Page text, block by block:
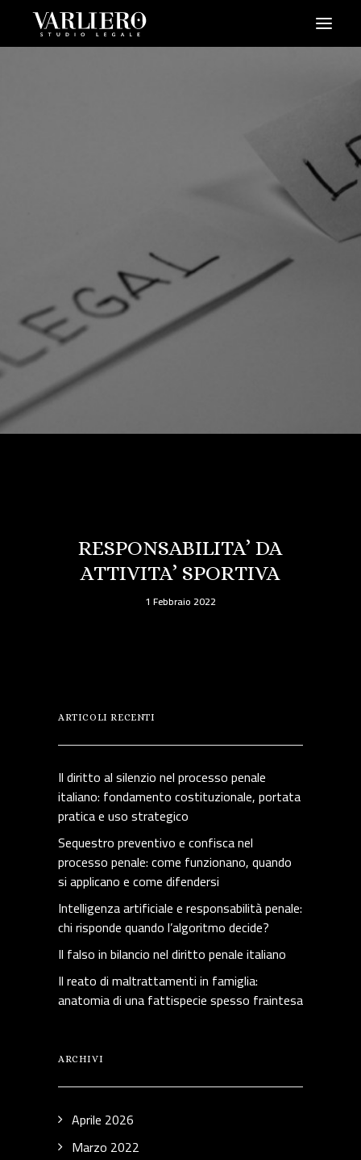
PRENDI UN APPUNTAMENTO
RESPONSABILITA’ DA
ATTIVITA’ SPORTIVA
1 Febbraio 2022
ARTICOLI RECENTI
Il diritto al silenzio nel processo penale
italiano: fondamento costituzionale, portata
pratica e uso strategico
Sequestro preventivo e confisca nel
processo penale: come funzionano, quando
si applicano e come difendersi
Intelligenza artificiale e responsabilità penale:
chi risponde quando l’algoritmo decide?
Il falso in bilancio nel diritto penale italiano
Il reato di maltrattamenti in famiglia:
anatomia di una fattispecie spesso fraintesa
ARCHIVI
Aprile 2026
Marzo 2022